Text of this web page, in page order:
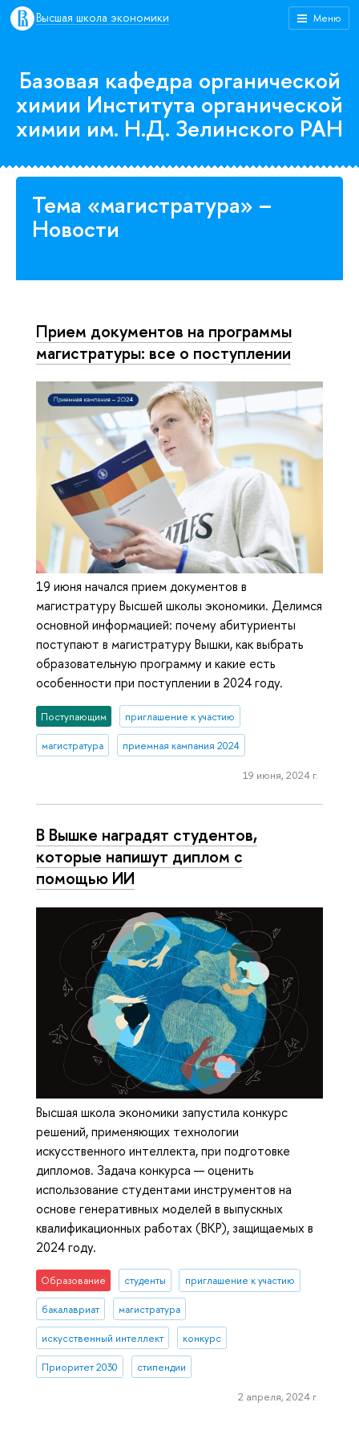
Меню
Высшая школа экономики
Базовая кафедра органической
химии Института органической
химии им. Н.Д. Зелинского РАН
Тема «магистратура» –
Новости
Прием документов на программы
магистратуры: все о поступлении
19 июня начался прием документов в
магистратуру Высшей школы экономики. Делимся
основной информацией: почему абитуриенты
поступают в магистратуру Вышки, как выбрать
образовательную программу и какие есть
особенности при поступлении в 2024 году.
Поступающим приглашение к участию
магистратура приемная кампания 2024
19 июня, 2024 г.
В Вышке наградят студентов,
которые напишут диплом с
помощью ИИ
Высшая школа экономики запустила конкурс
решений, применяющих технологии
искусственного интеллекта, при подготовке
дипломов. Задача конкурса — оценить
использование студентами инструментов на
основе генеративных моделей в выпускных
квалификационных работах (ВКР), защищаемых в
2024 году.
Образование студенты приглашение к участию
бакалавриат магистратура
искусственный интеллект конкурс
Приоритет 2030 стипендии
2 апреля, 2024 г.